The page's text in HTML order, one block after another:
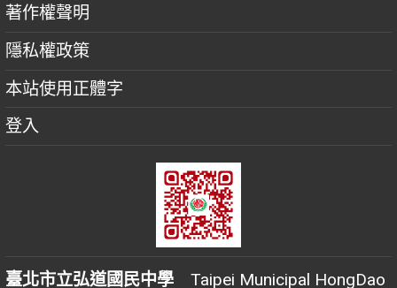
著作權聲明
隱私權政策
本站使用正體字
登入
臺北市立弘道國民中學 Taipei Municipal HongDao